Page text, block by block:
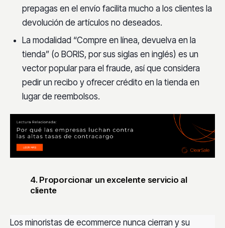
prepagas en el envío facilita mucho a los clientes la
devolución de artículos no deseados.
La modalidad “Compre en línea, devuelva en la
tienda” (o BORIS, por sus siglas en inglés) es un
vector popular para el fraude, así que considera
pedir un recibo y ofrecer crédito en la tienda en
lugar de reembolsos.
4. Proporcionar un excelente servicio al
cliente
Los minoristas de ecommerce nunca cierran y su